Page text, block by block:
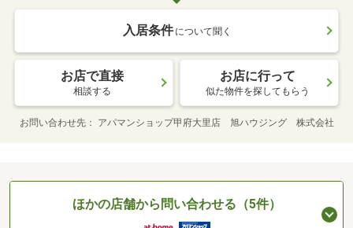
入居条件 について聞く
お店で直接
相談する
お店に行って
似た物件を探してもらう
お問い合わせ先 アパマンショップ甲府大里店 旭ハウジング 株式会社
ほかの店舗から問い合わせる（5件）